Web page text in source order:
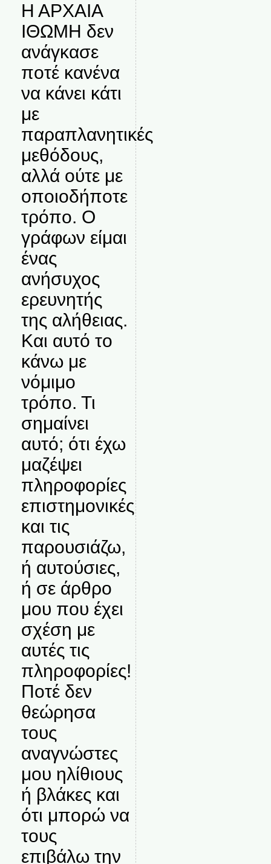
Η ΑΡΧΑΙΑ
ΙΘΩΜΗ δεν
ανάγκασε
ποτέ κανένα
να κάνει κάτι
με
παραπλανητικές
μεθόδους,
αλλά ούτε με
οποιοδήποτε
τρόπο. Ο
γράφων είμαι
ένας
ανήσυχος
ερευνητής
της αλήθειας.
Και αυτό το
κάνω με
νόμιμο
τρόπο. Τι
σημαίνει
αυτό; ότι έχω
μαζέψει
πληροφορίες
επιστημονικές
και τις
παρουσιάζω,
ή αυτούσιες,
ή σε άρθρο
μου που έχει
σχέση με
αυτές τις
πληροφορίες!
Ποτέ δεν
θεώρησα
τους
αναγνώστες
μου ηλίθιους
ή βλάκες και
ότι μπορώ να
τους
επιβάλω την